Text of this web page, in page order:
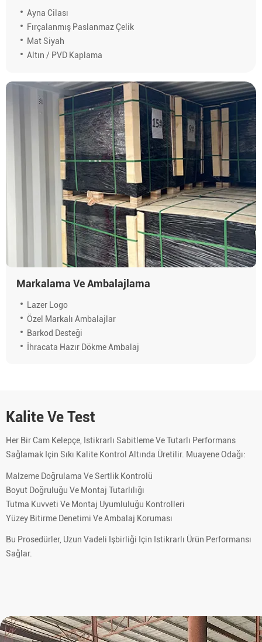
Ayna Cilası
Fırçalanmış Paslanmaz Çelik
Mat Siyah
Altın / PVD Kaplama
Markalama Ve Ambalajlama
Lazer Logo
Özel Markalı Ambalajlar
Barkod Desteği
İhracata Hazır Dökme Ambalaj
Kalite Ve Test
Her Bir Cam Kelepçe, Istikrarlı Sabitleme Ve Tutarlı Performans
Sağlamak Için Sıkı Kalite Kontrol Altında Üretilir. Muayene Odağı:
Malzeme Doğrulama Ve Sertlik Kontrolü
Boyut Doğruluğu Ve Montaj Tutarlılığı
Tutma Kuvveti Ve Montaj Uyumluluğu Kontrolleri
Yüzey Bitirme Denetimi Ve Ambalaj Koruması
Bu Prosedürler, Uzun Vadeli Işbirliği Için Istikrarlı Ürün Performansı
Sağlar.